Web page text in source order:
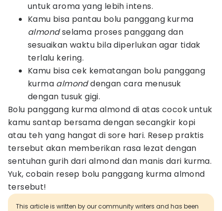
untuk aroma yang lebih intens.
Kamu bisa pantau bolu panggang kurma
almondselama proses panggang dan
sesuaikan waktu bila diperlukan agar tidak
terlalu kering.
Kamu bisa cek kematangan bolu panggang
kurma almonddengan cara menusuk
dengan tusuk gigi.
Bolu panggang kurma almond di atas cocok untuk
kamu santap bersama dengan secangkir kopi
atau teh yang hangat di sore hari. Resep praktis
tersebut akan memberikan rasa lezat dengan
sentuhan gurih dari almond dan manis dari kurma.
Yuk, cobain resep bolu panggang kurma almond
tersebut!
This article is written by our community writers and has been